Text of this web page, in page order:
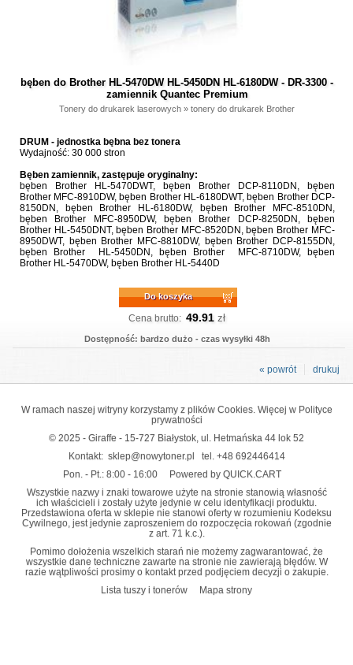
bęben do Brother HL-5470DW HL-5450DN HL-6180DW - DR-3300 -
zamiennik Quantec Premium
Tonery do drukarek laserowych »tonery do drukarek Brother
DRUM - jednostka bębna bez tonera
Wydajność: 30 000 stron
Bęben zamiennik, zastępuje oryginalny:
bęben Brother HL-5470DWT, bęben Brother DCP-8110DN, bęben
Brother MFC-8910DW, bęben Brother HL-6180DWT, bęben Brother DCP-
8150DN, bęben Brother HL-6180DW, bęben Brother MFC-8510DN,
bęben Brother MFC-8950DW, bęben Brother DCP-8250DN, bęben
Brother HL-5450DNT, bęben Brother MFC-8520DN, bęben Brother MFC-
8950DWT, bęben Brother MFC-8810DW, bęben Brother DCP-8155DN,
bęben Brother HL-5450DN, bęben Brother MFC-8710DW, bęben
Brother HL-5470DW, bęben Brother HL-5440D
Do koszyka
Cena brutto: 49.91 zł
Dostępność: bardzo dużo - czas wysyłki 48h
drukuj
« powrót
W ramach naszej witryny korzystamy z plików Cookies. Więcej w Polityce
prywatności
© 2025 - Giraffe - 15-727 Białystok, ul. Hetmańska 44 lok 52
Kontakt: sklep@nowytoner.pl tel. +48 692446414
Pon. - Pt.: 8:00 - 16:00
Powered by QUICK.CART
Wszystkie nazwy i znaki towarowe użyte na stronie stanowią własność
ich właścicieli i zostały użyte jedynie w celu identyfikacji produktu.
Przedstawiona oferta w sklepie nie stanowi oferty w rozumieniu Kodeksu
Cywilnego, jest jedynie zaproszeniem do rozpoczęcia rokowań (zgodnie
z art. 71 k.c.).
Pomimo dołożenia wszelkich starań nie możemy zagwarantować, że
wszystkie dane techniczne zawarte na stronie nie zawierają błędów. W
razie wątpliwości prosimy o kontakt przed podjęciem decyzji o zakupie.
Lista tuszy i tonerów
Mapa strony